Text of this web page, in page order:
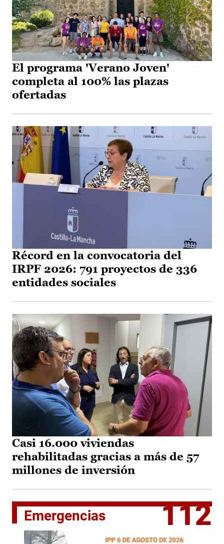
El programa 'Verano Joven'
completa al 100% las plazas
ofertadas
Récord en la convocatoria del
IRPF 2026: 791 proyectos de 336
entidades sociales
Casi 16.000 viviendas
rehabilitadas gracias a más de 57
millones de inversión
Emergencias 112